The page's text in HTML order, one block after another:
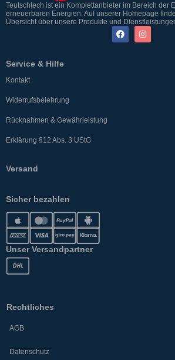
Teutschtech ist ein Komplettanbieter im Bereich der
erneuerbaren Energien. Auf unserer Homepage
Übersicht über unsere Produkte und
Service & Hilfe
Kontakt
Widerrufsbelehrung
Rücknahmen & Gewährleistung
Erklärung §12 Abs. 3 UStG
Versand
Sicher bezahlen
Unser Versandpartner
Rechtliches
AGB
Datenschutz